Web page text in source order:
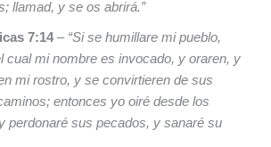
llamad, y se os abrirá.”
7:14– “Si se humillare mi pueblo,
cual mi nombre es invocado, y oraren, y
mi rostro, y se convirtieren de sus
entonces yo oiré desde los
perdonaré sus pecados, y sanaré su